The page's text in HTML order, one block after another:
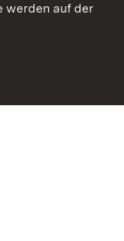
werden auf der